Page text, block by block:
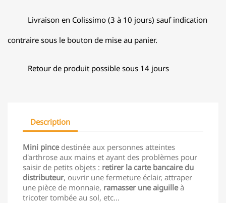
Livraison en Colissimo (3 à 10 jours) sauf indication
contraire sous le bouton de mise au panier.
Retour de produit possible sous 14 jours
Description
Mini pincedestinée aux personnes atteintes
d'arthrose aux mains et ayant des problèmes pour
saisir de petits objets : retirer la carte bancaire du
distributeur, ouvrir une fermeture éclair, attraper
une pièce de monnaie, ramasser une aiguilleà
tricoter tombée au sol, etc...